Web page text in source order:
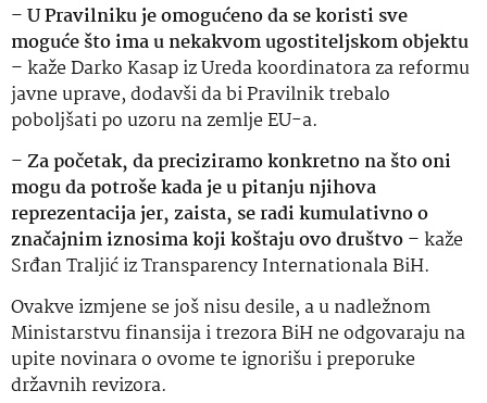
–U Pravilniku je omogućeno da se koristi sve
moguće što ima u nekakvom ugostiteljskom objektu
– kaže Darko Kasap iz Ureda koordinatora za reformu
javne uprave, dodavši da bi Pravilnik trebalo
poboljšati po uzoru na zemlje EU-a.
–Za početak, da preciziramo konkretno na što oni
mogu da potroše kada je u pitanju njihova
reprezentacija jer, zaista, se radi kumulativno o
značajnim iznosima koji koštaju ovo društvo– kaže
Srđan Traljić iz Transparency Internationala BiH.
Ovakve izmjene se još nisu desile, a u nadležnom
Ministarstvu finansija i trezora BiH ne odgovaraju na
upite novinara o ovome te ignorišu i preporuke
državnih revizora.